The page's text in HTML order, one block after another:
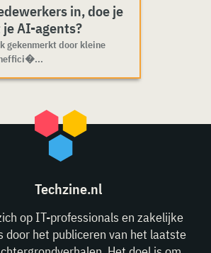
in, doe je
AI-agents?
gekenmerkt door kleine
Techzine.nl
op IT-professionals en zakelijke
door het publiceren van het laatste